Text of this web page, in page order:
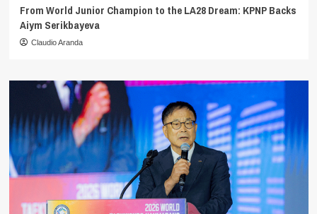
From World Junior Champion to the LA28 Dream: KPNP Backs
Aiym Serikbayeva
Claudio Aranda